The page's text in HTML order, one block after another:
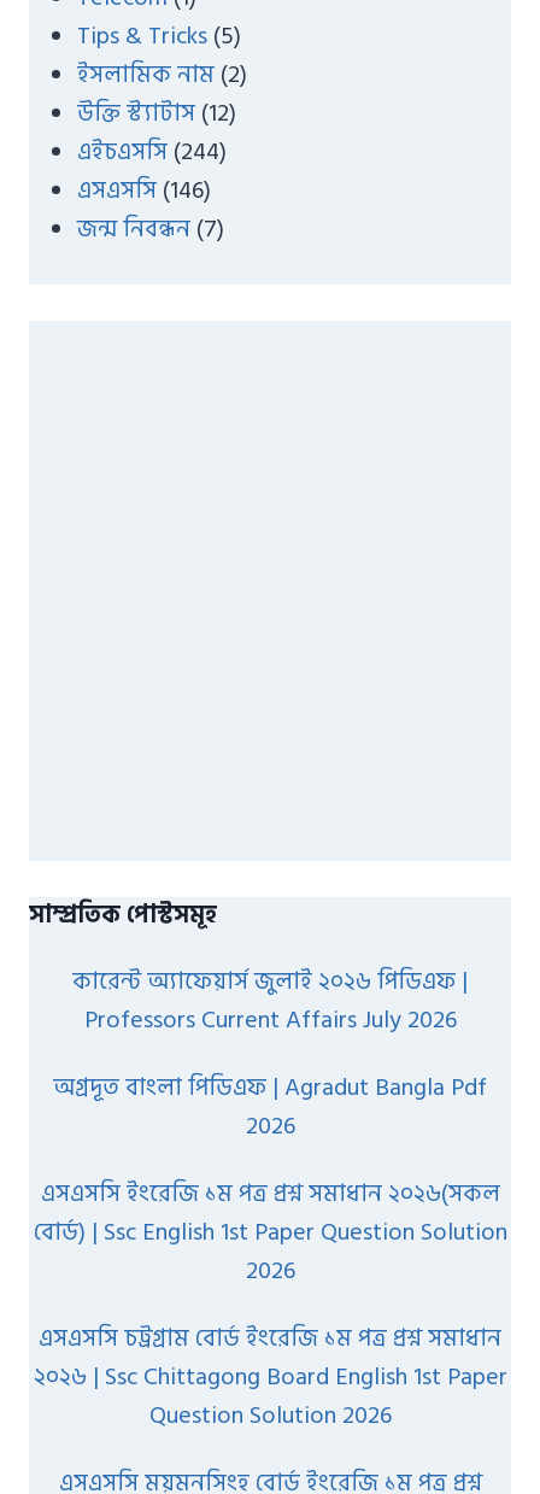
Tips & Tricks(5)
ইসলামিক নাম(2)
উক্তি স্ট্যাটাস(12)
এইচএসসি(244)
এসএসসি(146)
জন্ম নিবন্ধন(7)
সাম্প্রতিক পোস্টসমূহ
কারেন্ট অ্যাফেয়ার্স জুলাই ২০২৬ পিডিএফ |
Professors Current Affairs July 2026
অগ্রদূত বাংলা পিডিএফ | Agradut Bangla Pdf
2026
এসএসসি ইংরেজি ১ম পত্র প্রশ্ন সমাধান ২০২৬(সকল
বোর্ড) | Ssc English 1st Paper Question Solution
2026
এসএসসি চট্রগ্রাম বোর্ড ইংরেজি ১ম পত্র প্রশ্ন সমাধান
২০২৬ | Ssc Chittagong Board English 1st Paper
Question Solution 2026
এসএসসি ময়মনসিংহ বোর্ড ইংরেজি ১ম পত্র প্রশ্ন